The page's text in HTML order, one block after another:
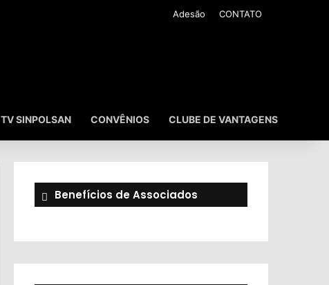
Adesão CONTATO
TV SINPOLSAN CONVÊNIOS CLUBE DE VANTAGENS
Benefícios de Associados